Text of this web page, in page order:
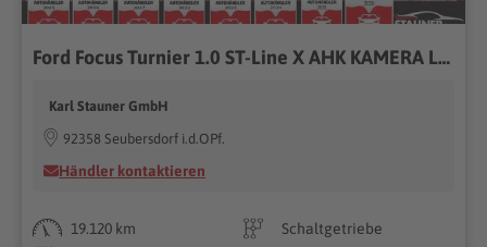
Ford Focus Turnier 1.0 ST-Line X AHK KAMERA LED SHZ
Karl Stauner GmbH
92358 Seubersdorf i.d.OPf.
Händler kontaktieren
19.120 km
Schaltgetriebe